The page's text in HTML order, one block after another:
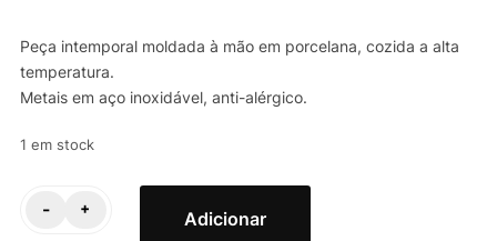
Peça intemporal moldada à mão em porcelana, cozida a alta
temperatura.
Metais em aço inoxidável, anti-alérgico.
1 em stock
-
Quantidade
+ Adicionar